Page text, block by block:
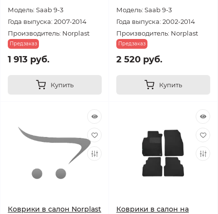
Модель: Saab 9-3
Года выпуска: 2007-2014
Производитель: Norplast
Предзаказ
1 913 руб.
Купить
Модель: Saab 9-3
Года выпуска: 2002-2014
Производитель: Norplast
Предзаказ
2 520 руб.
Купить
Коврики в салон Norplast
Коврики в салон на